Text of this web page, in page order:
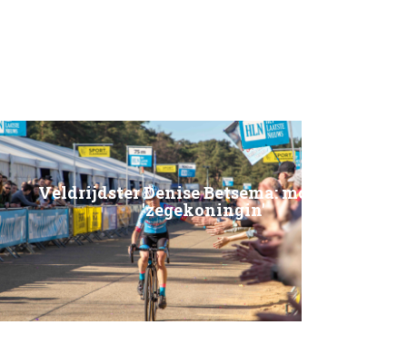
Veldrijdster Denise Betsema: moeder en
'zegekoningin'